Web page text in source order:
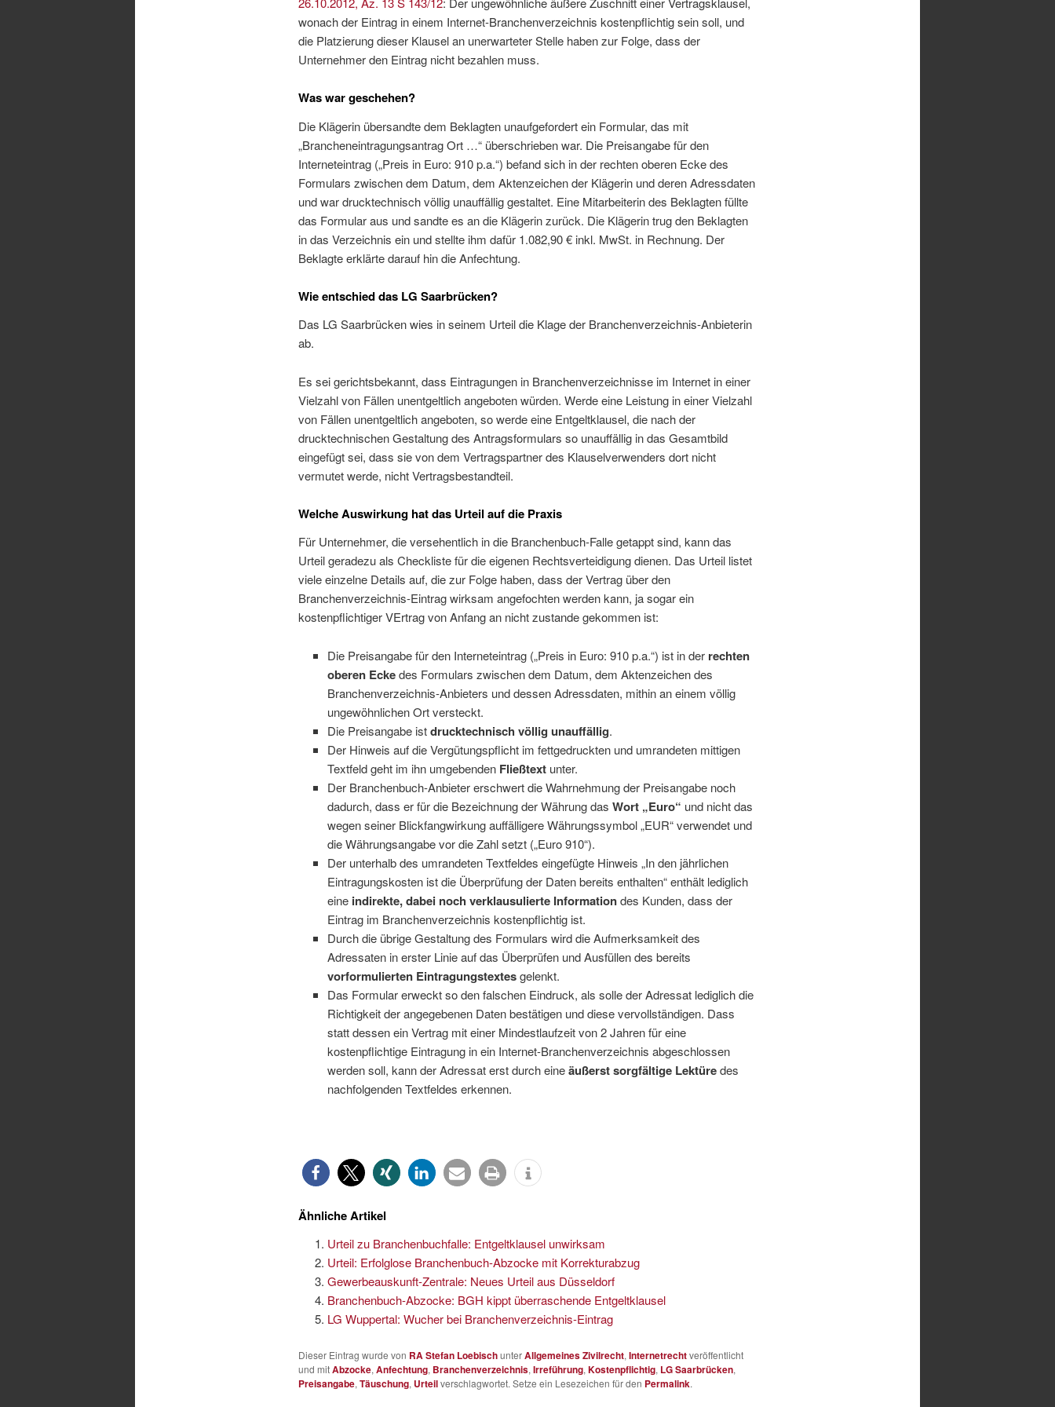
wonach der Eintrag in einem Internet-Branchenverzeichnis kostenpflichtig sein soll, und
die Platzierung dieser Klausel an unerwarteter Stelle haben zur Folge, dass der
Unternehmer den Eintrag nicht bezahlen muss.
Was war geschehen?
Die Klägerin übersandte dem Beklagten unaufgefordert ein Formular, das mit
„Brancheneintragungsantrag Ort …“ überschrieben war. Die Preisangabe für den
Interneteintrag („Preis in Euro: 910 p.a.“) befand sich in der rechten oberen Ecke des
Formulars zwischen dem Datum, dem Aktenzeichen der Klägerin und deren Adressdaten
und war drucktechnisch völlig unauffällig gestaltet. Eine Mitarbeiterin des Beklagten füllte
das Formular aus und sandte es an die Klägerin zurück. Die Klägerin trug den Beklagten
in das Verzeichnis ein und stellte ihm dafür 1.082,90 € inkl. MwSt. in Rechnung. Der
Beklagte erklärte darauf hin die Anfechtung.
Wie entschied das LG Saarbrücken?
Das LG Saarbrücken wies in seinem Urteil die Klage der Branchenverzeichnis-Anbieterin
ab.
Es sei gerichtsbekannt, dass Eintragungen in Branchenverzeichnisse im Internet in einer
Vielzahl von Fällen unentgeltlich angeboten würden. Werde eine Leistung in einer Vielzahl
von Fällen unentgeltlich angeboten, so werde eine Entgeltklausel, die nach der
drucktechnischen Gestaltung des Antragsformulars so unauffällig in das Gesamtbild
eingefügt sei, dass sie von dem Vertragspartner des Klauselverwenders dort nicht
vermutet werde, nicht Vertragsbestandteil.
Welche Auswirkung hat das Urteil auf die Praxis
Für Unternehmer, die versehentlich in die Branchenbuch-Falle getappt sind, kann das
Urteil geradezu als Checkliste für die eigenen Rechtsverteidigung dienen. Das Urteil listet
viele einzelne Details auf, die zur Folge haben, dass der Vertrag über den
Branchenverzeichnis-Eintrag wirksam angefochten werden kann, ja sogar ein
kostenpflichtiger VErtrag von Anfang an nicht zustande gekommen ist:
Die Preisangabe für den Interneteintrag („Preis in Euro: 910 p.a.“) ist in der rechten
oberen Eckedes Formulars zwischen dem Datum, dem Aktenzeichen des
Branchenverzeichnis-Anbieters und dessen Adressdaten, mithin an einem völlig
ungewöhnlichen Ort versteckt.
Die Preisangabe istdrucktechnisch völlig unauffällig.
Der Hinweis auf die Vergütungspflicht im fettgedruckten und umrandeten mittigen
Textfeld geht im ihn umgebenden Fließtext unter.
Der Branchenbuch-Anbieter erschwert die Wahrnehmung der Preisangabe noch
dadurch, dass er für die Bezeichnung der Währung dasWort „Euro“ und nicht das
wegen seiner Blickfangwirkung auffälligere Währungssymbol „EUR“ verwendet und
die Währungsangabe vor die Zahl setzt („Euro 910“).
Der unterhalb des umrandeten Textfeldes eingefügte Hinweis „In den jährlichen
Eintragungskosten ist die Überprüfung der Daten bereits enthalten“ enthält lediglich
eine indirekte, dabei noch verklausulierte Informationdes Kunden, dass der
Eintrag im Branchenverzeichnis kostenpflichtig ist.
Durch die übrige Gestaltung des Formulars wird die Aufmerksamkeit des
Adressaten in erster Linie auf das Überprüfen und Ausfüllen des bereits
vorformulierten Eintragungstextesgelenkt.
Das Formular erweckt so den falschen Eindruck, als solle der Adressat lediglich die
Richtigkeit der angegebenen Daten bestätigen und diese vervollständigen. Dass
statt dessen ein Vertrag mit einer Mindestlaufzeit von 2 Jahren für eine
kostenpflichtige Eintragung in ein Internet-Branchenverzeichnis abgeschlossen
werden soll, kann der Adressat erst durch eineäußerst sorgfältige Lektüredes
nachfolgenden Textfeldes erkennen.
Ähnliche Artikel
Urteil zu Branchenbuchfalle: Entgeltklausel unwirksam
Urteil: Erfolglose Branchenbuch-Abzocke mit Korrekturabzug
Gewerbeauskunft-Zentrale: Neues Urteil aus Düsseldorf
Branchenbuch-Abzocke: BGH kippt überraschende Entgeltklausel
LG Wuppertal: Wucher bei Branchenverzeichnis-Eintrag
Dieser Eintrag wurde von RA Stefan LoebischunterAllgemeines Zivilrecht, Internetrechtveröffentlicht
und mitAbzocke, Anfechtung, Branchenverzeichnis, Irreführung, Kostenpflichtig, LG Saarbrücken,
Preisangabe, Täuschung, Urteilverschlagwortet. Setze ein Lesezeichen für den Permalink.